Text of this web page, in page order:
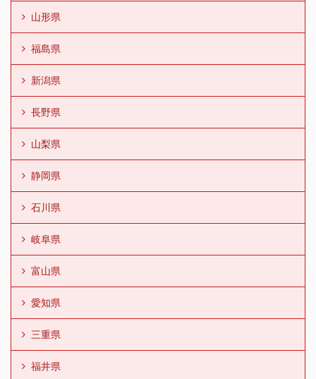
山形県
福島県
新潟県
長野県
山梨県
静岡県
石川県
岐阜県
富山県
愛知県
三重県
福井県